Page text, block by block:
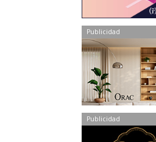
Publicidad
Publicidad